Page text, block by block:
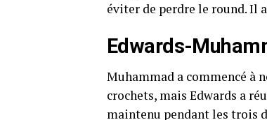
éviter de perdre le round. Il
Edwards-
Muhammad a commencé à
crochets, mais Edwards a
maintenu pendant les trois